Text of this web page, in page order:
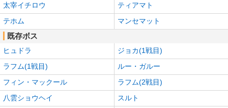
太宰イチロウ
ティアマト
テホム
マンセマット
既存ボス
ヒュドラ
ジョカ(1戦目)
ラフム(1戦目)
ルー・ガルー
フィン・マックール
ラフム(2戦目)
八雲ショウヘイ
スルト